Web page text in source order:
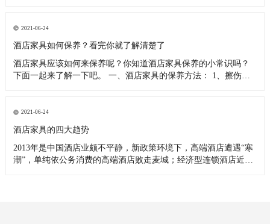
打着定制招牌的厂家越来越多。定制酒店客房家具最主要的特点
就是根据酒店的主体
2021-06-24
酒店家具如何保养？看完你就了解清楚了
酒店家具应该如何来保养呢？你知道酒店家具保养的小常识吗？
下面一起来了解一下吧。 一、酒店家具的保养方法： 1、擦伤：
后用透明的指甲油涂上一层。 2、烧痕：烟火或末熄灭的火柴在酒
店家具漆面
2021-06-24
酒店家具的四大趋势
2013年是中国酒店业颇不平静，新政策环境下，高端酒店遭遇“寒
潮”，单纯依公务消费的高端酒店败走麦城；经济型连锁酒店近饱